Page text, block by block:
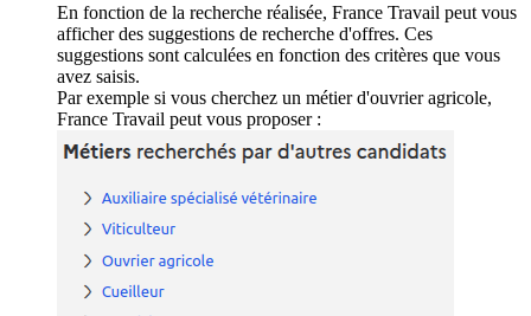
En fonction de la recherche réalisée, France Travail peut vous
afficher des suggestions de recherche d'offres. Ces
suggestions sont calculées en fonction des critères que vous
avez saisis.
Par exemple si vous cherchez un métier d'ouvrier agricole,
France Travail peut vous proposer :